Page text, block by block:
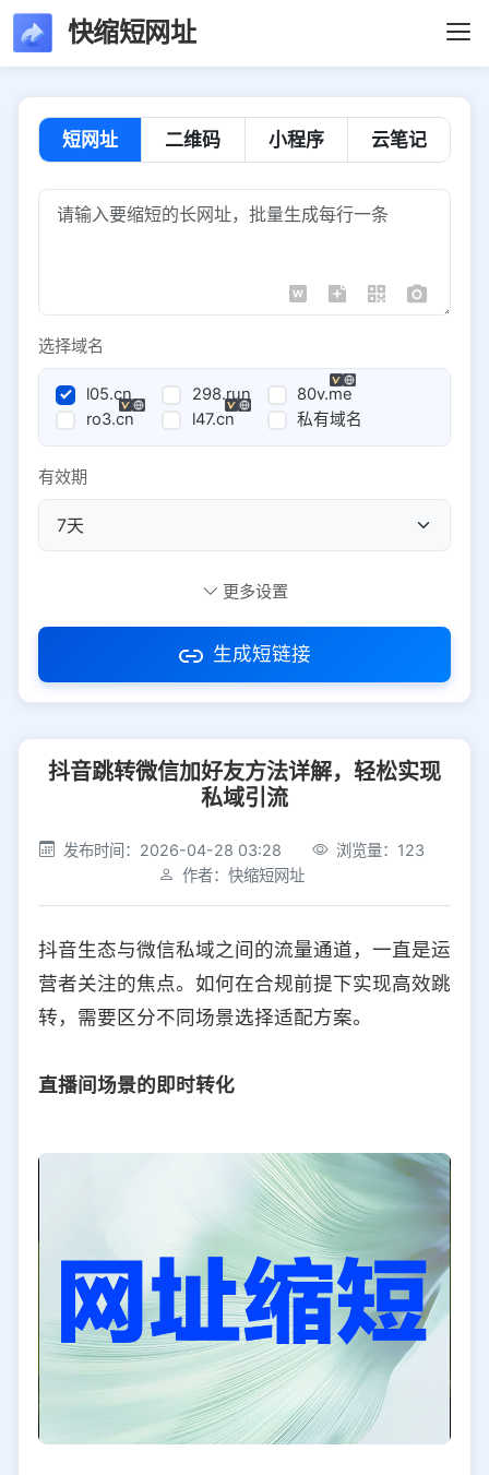
快缩短网址
短网址 二维码 小程序 云笔记
选择域名
l05.cn 298.run
80v.me
ro3.cn
l47.cn 私有域名
有效期
访问密码
社交平台 电商平台
选择防红平台类型，避免链接被拦截
平台设置
iOS Android PC 其他
选择允许访问的平台类型
更多设置
生成短链接
抖音跳转微信加好友方法详解，轻松实现
私域引流
发布时间：2026-04-28 03:28
浏览量：123
作者：快缩短网址
抖音生态与微信私域之间的流量通道，一直是运
营者关注的焦点。如何在合规前提下实现高效跳
转，需要区分不同场景选择适配方案。
直播间场景的即时转化